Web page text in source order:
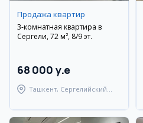
Продажа квартир
3-комнатная квартира в
Сергели, 72 м², 8/9 эт.
68 000 y.e
Ташкент, Сергелийский